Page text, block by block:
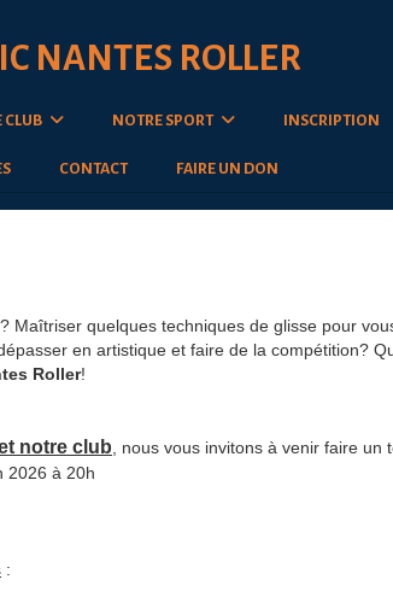
NANTES ROLLER
CLUB NOTRE SPORT INSCRIPTION
CONTACT FAIRE UN DON
Maîtriser quelques techniques de glisse pour
en artistique et faire de la compétition?
Roller!
notre club , nous vous invitons à venir faire
2026 à 20h
: